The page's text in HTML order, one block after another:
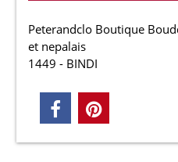
Peterandclo Boutique
et nepalais
1449 - BINDI